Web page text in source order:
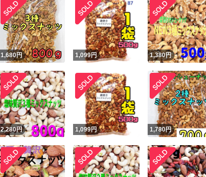
1,680円 1,099円 1,380円
2,280円 1,099円 1,780円